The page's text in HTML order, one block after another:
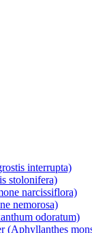
interrupta)
stolonifera)
narcissiflora)
nemorosa)
odoratum)
(Aphyllanthes